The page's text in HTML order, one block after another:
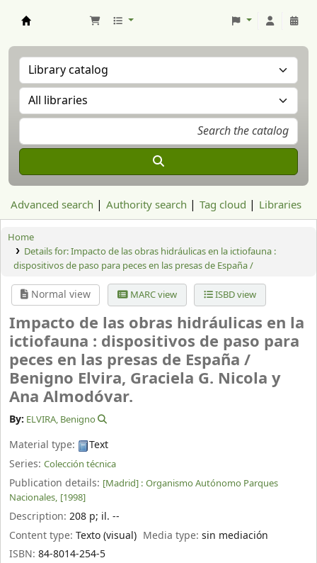
Advanced search Authority search Tag cloud Libraries
Home
Details for:Impacto de las obras hidráulicas en la ictiofauna :
dispositivos de paso para peces en las presas de España /
Normal view MARC view ISBD view
Impacto de las obras hidráulicas en la
ictiofauna : dispositivos de paso para
peces en las presas de España /
Benigno Elvira, Graciela G. Nicola y
Ana Almodóvar.
By: ELVIRA, Benigno
Material type:
Text
Series: Colección técnica
Publication details: [Madrid] : Organismo Autónomo Parques
Nacionales, [1998]
Description: 208 p; il. --
Content type: Texto (visual) Media type:sin mediación
ISBN: 84-8014-254-5